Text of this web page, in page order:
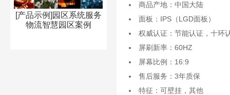
[产品示例]园区系统服务
物流智慧园区案例
商品产地：中国大陆
面板：IPS（LGD面板）
权威认证：节能认证，十环
屏刷新率：60HZ
屏幕比例：16:9
售后服务：3年质保
特征：可壁挂，其他